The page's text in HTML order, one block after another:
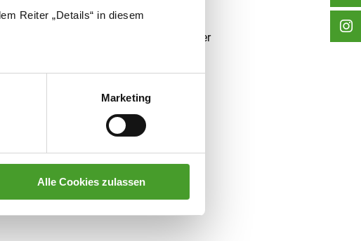
Reiter „Details“ in diesem
Marketing
Alle Cookies zulassen
Mag. Martin Wiesbauer